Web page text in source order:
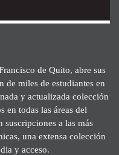
de Quito, abre sus
de miles de estudiantes en
y actualizada colección
en todas las áreas del
suscripciones a las más
una extensa colección
y acceso.